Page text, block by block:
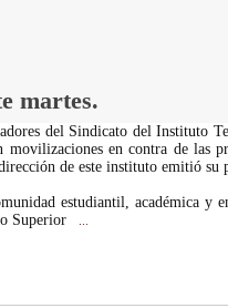
martes.
del Sindicato del Instituto
en contra de las
de este instituto emitió su
estudiantil, académica y
Superior